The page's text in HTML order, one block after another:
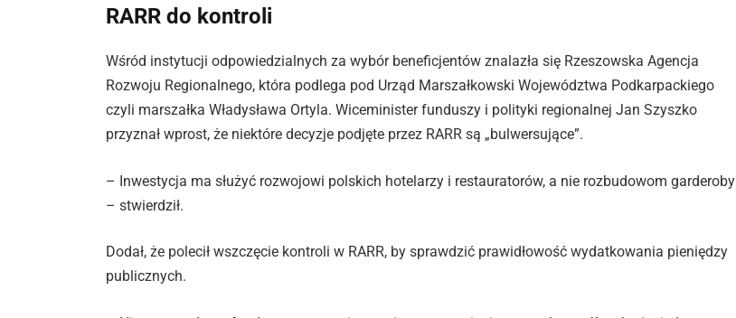
RARR do kontroli
Wśród instytucji odpowiedzialnych za wybór beneficjentów znalazła się Rzeszowska Agencja
Rozwoju Regionalnego, która podlega pod Urząd Marszałkowski Województwa Podkarpackiego
czyli marszałka Władysława Ortyla. Wiceminister funduszy i polityki regionalnej Jan Szyszko
przyznał wprost, że niektóre decyzje podjęte przez RARR są „bulwersujące”.
– Inwestycja ma służyć rozwojowi polskich hotelarzy i restauratorów, a nie rozbudowom garderoby
– stwierdził.
Dodał, że polecił wszczęcie kontroli w RARR, by sprawdzić prawidłowość wydatkowania pieniędzy
publicznych.